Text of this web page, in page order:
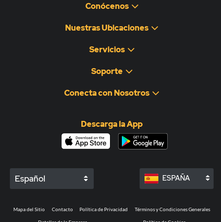
Conócenos
Nuestras Ubicaciones
Servicios
Soporte
Conecta con Nosotros
Descarga la App
Español ESPAÑA
Mapa del Sitio Contacto Política de Privacidad Términos y Condiciones Generales